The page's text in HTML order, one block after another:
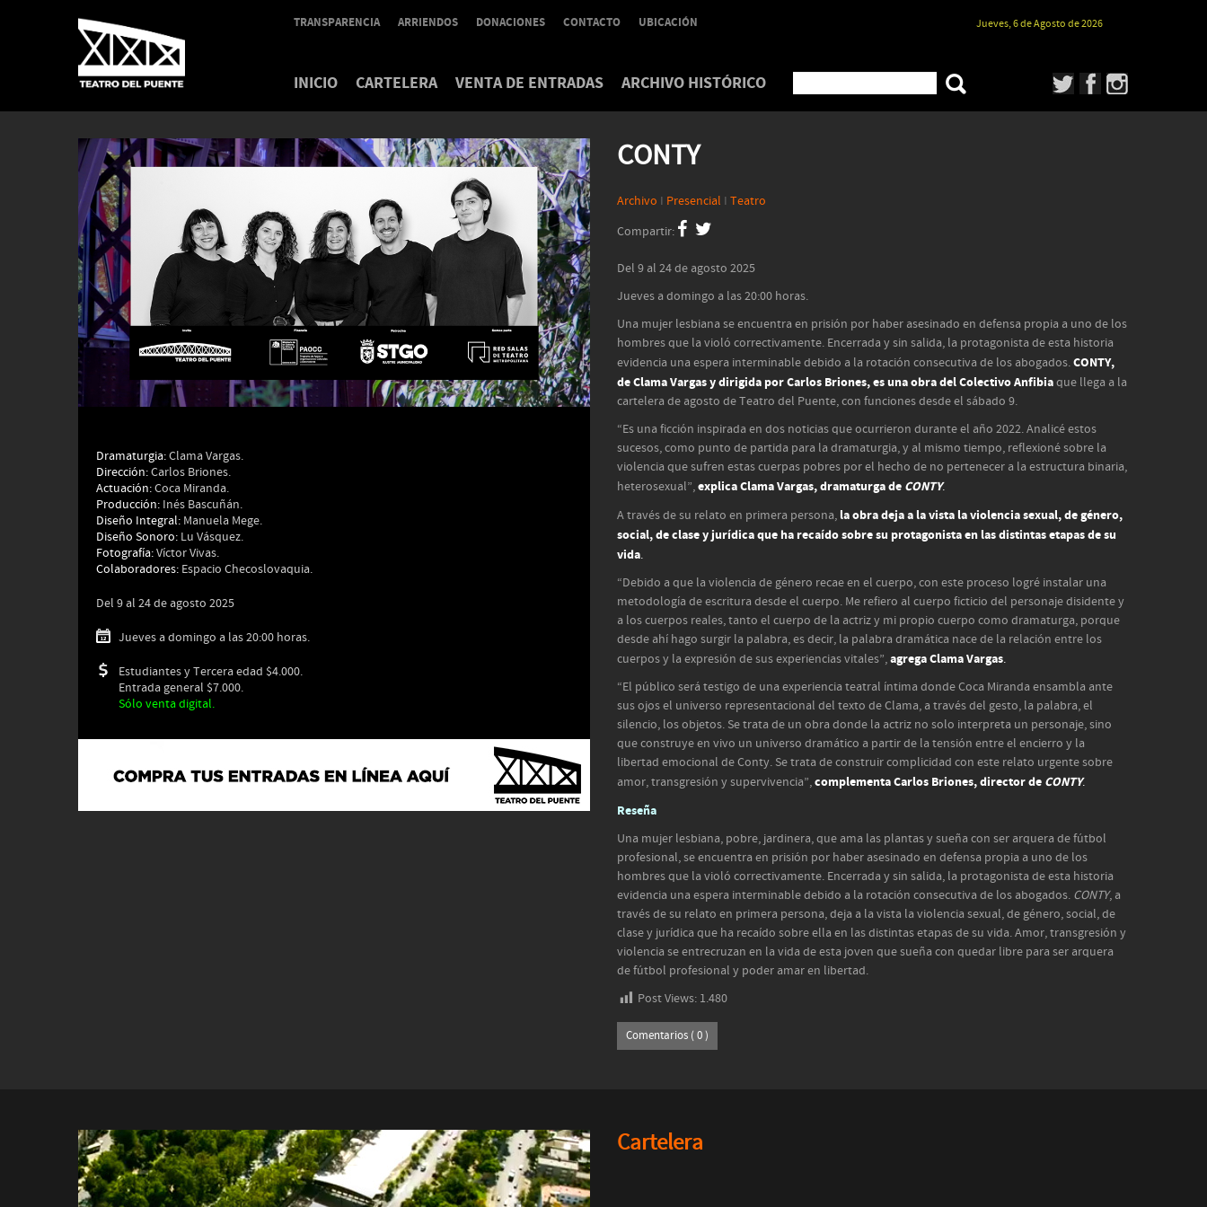
TRANSPARENCIA ARRIENDOS DONACIONES CONTACTO UBICACIÓN Jueves, 6 de Agosto de 2026
INICIO CARTELERA VENTA DE ENTRADAS ARCHIVO HISTÓRICO
Dramaturgia:Clama Vargas.
Dirección:Carlos Briones.
Actuación:Coca Miranda.
Producción: Inés Bascuñán.
Diseño Integral: Manuela Mege.
Diseño Sonoro: Lu Vásquez.
Fotografía:Víctor Vivas.
Colaboradores: Espacio Checoslovaquia.
Del 9 al 24 de agosto 2025
Jueves a domingo a las 20:00 horas.
Estudiantes y Tercera edad $4.000.
Entrada general $7.000.
Sólo venta digital.
CONTY
Archivo I Presencial I Teatro
Compartir:
Del 9 al 24 de agosto 2025
Jueves a domingo a las 20:00 horas.
Una mujer lesbiana se encuentra en prisión por haber asesinado en defensa propia a uno de los
hombres que la violó correctivamente. Encerrada y sin salida, la protagonista de esta historia
evidencia una espera interminable debido a la rotación consecutiva de los abogados.CONTY,
de Clama Vargas y dirigida por Carlos Briones, es una obra del Colectivo Anfibiaque llega a la
cartelera de agosto de Teatro del Puente, con funciones desde el sábado 9.
“Es una ficción inspirada en dos noticias que ocurrieron durante el año 2022. Analicé estos
sucesos, como punto de partida para la dramaturgia, y al mismo tiempo, reflexioné sobre la
violencia que sufren estas cuerpas pobres por el hecho de no pertenecer a la estructura binaria,
heterosexual”,explica Clama Vargas, dramaturga de CONTY.
A través de su relato en primera persona, la obra deja a la vista la violencia sexual, de género,
social, de clase y jurídica que ha recaído sobre su protagonista en las distintas etapas de su
vida.
“Debido a que la violencia de género recae en el cuerpo, con este proceso logré instalar una
metodología de escritura desde el cuerpo. Me refiero al cuerpo ficticio del personaje disidente y
a los cuerpos reales, tanto el cuerpo de la actriz y mi propio cuerpo como dramaturga, porque
desde ahí hago surgir la palabra, es decir, la palabra dramática nace de la relación entre los
cuerpos y la expresión de sus experiencias vitales”,agrega Clama Vargas.
“El público será testigo de una experiencia teatral íntima donde Coca Miranda ensambla ante
sus ojos el universo representacional del texto de Clama, a través del gesto, la palabra, el
silencio, los objetos. Se trata de un obra donde la actriz no solo interpreta un personaje, sino
que construye en vivo un universo dramático a partir de la tensión entre el encierro y la
libertad emocional de Conty. Se trata de construir complicidad con este relato urgente sobre
amor, transgresión y supervivencia”,complementa Carlos Briones, director de CONTY.
Reseña
Una mujer lesbiana, pobre, jardinera, que ama las plantas y sueña con ser arquera de fútbol
profesional, se encuentra en prisión por haber asesinado en defensa propia a uno de los
hombres que la violó correctivamente. Encerrada y sin salida, la protagonista de esta historia
evidencia una espera interminable debido a la rotación consecutiva de los abogados. CONTY, a
través de su relato en primera persona, deja a la vista la violencia sexual, de género, social, de
clase y jurídica que ha recaído sobre ella en las distintas etapas de su vida. Amor, transgresión y
violencia se entrecruzan en la vida de esta joven que sueña con quedar libre para ser arquera
de fútbol profesional y poder amar en libertad.
Post Views: 1.480
Comentarios ( 0 )
Cartelera